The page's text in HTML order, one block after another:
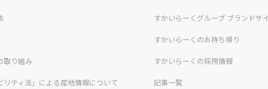
取り組み
リティ法」による産地情報について
すかいらーくグループ ブランドサ
すかいらーくのお持ち帰り
すかいらーくの採用情報
記事一覧